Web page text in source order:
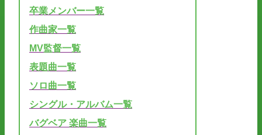
卒業メンバー一覧
作曲家一覧
MV監督一覧
表題曲一覧
ソロ曲一覧
シングル・アルバム一覧
バグベア 楽曲一覧